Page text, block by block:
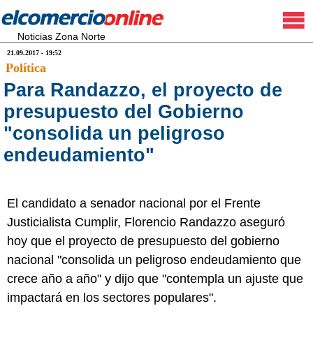
Noticias Zona Norte
21.09.2017 - 19:52
Política
Para Randazzo, el proyecto de
presupuesto del Gobierno
"consolida un peligroso
endeudamiento"
El candidato a senador nacional por el Frente
Justicialista Cumplir, Florencio Randazzo aseguró
hoy que el proyecto de presupuesto del gobierno
nacional "consolida un peligroso endeudamiento que
crece año a año" y dijo que "contempla un ajuste que
impactará en los sectores populares".